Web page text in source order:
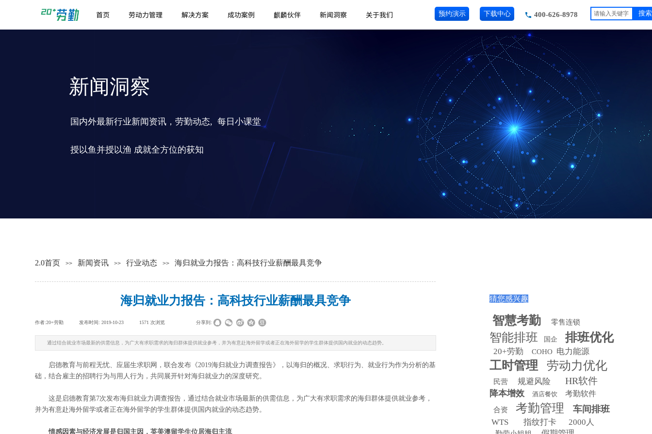
400-626-8978
预约演示 下载中心
首页 劳动力管理 解决方案 成功案例 麒麟伙伴 新闻洞察 关于我们 搜索
国内外最新行业新闻资讯，劳勤动态, 每日小课堂
授以鱼并授以渔 成就全方位的获知
新闻洞察
2.0首页 >> 新闻资讯 >> 行业动态 >> 海归就业力报告：高科技行业薪酬最具竞争
海归就业力报告：高科技行业薪酬最具竞争
作者:20+劳勤 发布时间: 2019-10-23 1571 次浏览 分享到:
通过结合就业市场最新的供需信息，为广大有求职需求的海归群体提供就业参考，并为有意赴海外留学或者正在海外留学的学生群体提供国内就业的动态趋势。
启德教育与前程无忧、应届生求职网，联合发布《2019海归就业力调查报告》，以海归的概况、求职行为、就业行为作为分析的基
础，结合雇主的招聘行为与用人行为，共同展开针对海归就业力的深度研究。
这是启德教育第7次发布海归就业力调查报告，通过结合就业市场最新的供需信息，为广大有求职需求的海归群体提供就业参考，
并为有意赴海外留学或者正在海外留学的学生群体提供国内就业的动态趋势。
情感因素与经济发展是归国主因，英美澳留学生位居海归主流
猜您感兴趣
智慧考勤 零售连锁
智能排班 国企 排班优化
20+劳勤 COHO 电力能源
工时管理 劳动力优化
民营 规避风险 HR软件
降本增效 酒店餐饮 考勤软件
合资 考勤管理 车间排班
WTS 指纹打卡 2000人